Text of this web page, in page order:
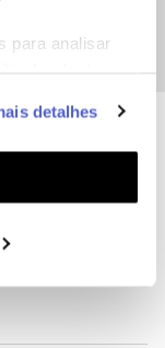
para analisar
e
seus interesses
gerir a
detalhes
despistar o
Envie-nos, por
Marque